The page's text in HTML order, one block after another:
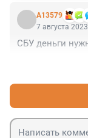
А13579
7 августа
СБУ деньги